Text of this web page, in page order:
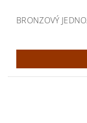
BRONZOVÝ